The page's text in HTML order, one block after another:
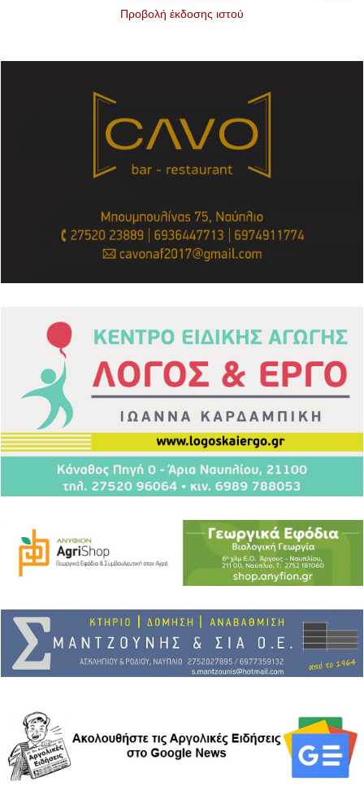
Προβολή έκδοσης ιστού